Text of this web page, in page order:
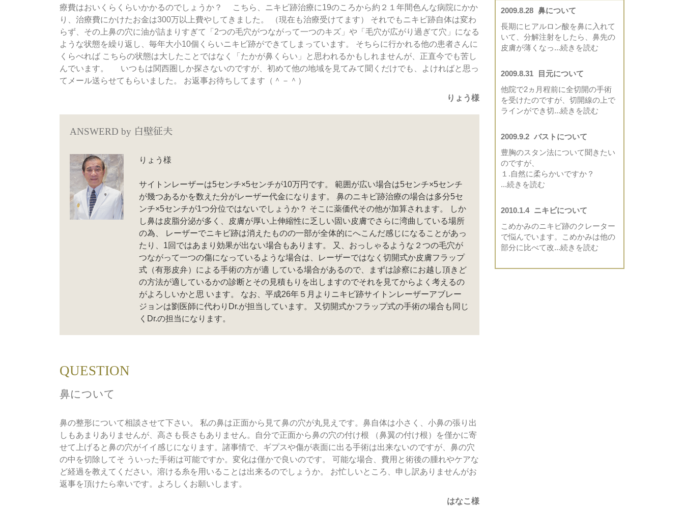
療費はおいくらくらいかかるのでしょうか？ こちら、ニキビ跡治療に19のころから約２１年間色んな病院にかか
り、治療費にかけたお金は300万以上費やしてきました。 （現在も治療受けてます） それでもニキビ跡自体は変わ
らず、その上鼻の穴に油が詰まりすぎて「2つの毛穴がつながって一つのキズ」や「毛穴が広がり過ぎて穴」になる
ような状態を繰り返し、毎年大小10個くらいニキビ跡ができてしまっています。 そちらに行かれる他の患者さんに
くらべれば こちらの状態は大したことではなく「たかが鼻くらい」と思われるかもしれませんが、正直今でも苦し
んでいます。 いつもは関西圏しか探さないのですが、初めて他の地域を見てみて聞くだけでも、よければと思っ
てメール送らせてもらいました。 お返事お待ちしてます（＾－＾）
りょう様
ANSWERD by 白壁征夫
りょう様
サイトンレーザーは5センチ×5センチが10万円です。 範囲が広い場合は5センチ×5センチ
が幾つあるかを数えた分がレーザー代金になります。 鼻のニキビ跡治療の場合は多分5セ
ンチ×5センチが1つ分位ではないでしょうか？ そこに薬価代その他が加算されます。 しか
し鼻は皮脂分泌が多く、皮膚が厚い上伸縮性に乏しい固い皮膚でさらに湾曲している場所
の為、 レーザーでニキビ跡は消えたものの一部が全体的にへこんだ感じになることがあっ
たり、1回ではあまり効果が出ない場合もあります。 又、おっしゃるような２つの毛穴が
つながって一つの傷になっているような場合は、レーザーではなく切開式か皮膚フラップ
式（有形皮弁）による手術の方が適 している場合があるので、まずは診察にお越し頂きど
の方法が適しているかの診断とその見積もりを出しますのでそれを見てからよく考えるの
がよろしいかと思 います。 なお、平成26年５月よりニキビ跡サイトンレーザーアブレー
ジョンは劉医師に代わりDr.が担当しています。 又切開式かフラップ式の手術の場合も同じ
くDr.の担当になります。
QUESTION
鼻について
鼻の整形について相談させて下さい。 私の鼻は正面から見て鼻の穴が丸見えです。鼻自体は小さく、小鼻の張り出
しもあまりありませんが、高さも長さもありません。自分で正面から鼻の穴の付け根 （鼻翼の付け根）を僅かに寄
せて上げると鼻の穴がイイ感じになります。諸事情で、ギプスや傷が表面に出る手術は出来ないのですが、鼻の穴
の中を切除してそ ういった手術は可能ですか。変化は僅かで良いのです。 可能な場合、費用と術後の腫れやケアな
ど経過を教えてください。溶ける糸を用いることは出来るのでしょうか。 お忙しいところ、申し訳ありませんがお
返事を頂けたら幸いです。よろしくお願いします。
はなこ様
2009.8.28 鼻について
長期にヒアルロン酸を鼻に入れて
いて、分解注射をしたら、鼻先の
皮膚が薄くなっ...続きを読む
2009.8.31
目元について
他院で2ヵ月程前に全切開の手術
を受けたのですが、切開線の上で
ラインができ切...続きを読む
2009.9.2 バストについて
豊胸のスタン法について聞きたい
のですが、
１.自然に柔らかいですか？
...続きを読む
2010.1.4 ニキビについて
こめかみのニキビ跡のクレーター
で悩んでいます。こめかみは他の
部分に比べて改...続きを読む